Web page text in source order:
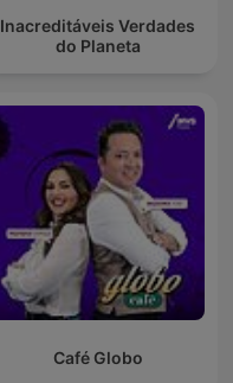
Inacreditáveis Verdades
do Planeta
Café Globo